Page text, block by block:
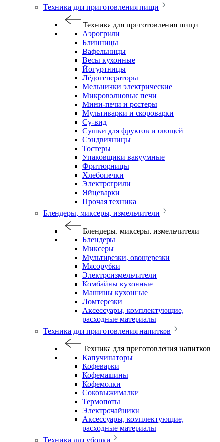
Техника для приготовления пищи
Техника для приготовления пищи
Аэрогрили
Блинницы
Вафельницы
Весы кухонные
Йогуртницы
Лёдогенераторы
Мельнички электрические
Микроволновые печи
Мини-печи и ростеры
Мультиварки и скороварки
Су-вид
Сушки для фруктов и овощей
Сэндвичницы
Тостеры
Упаковщики вакуумные
Фритюрницы
Хлебопечки
Электрогрили
Яйцеварки
Прочая техника
Блендеры, миксеры, измельчители
Блендеры, миксеры, измельчители
Блендеры
Миксеры
Мультирезки, овощерезки
Мясорубки
Электроизмельчители
Комбайны кухонные
Машины кухонные
Ломтерезки
Аксессуары, комплектующие,
расходные материалы
Техника для приготовления напитков
Техника для приготовления напитков
Капучинаторы
Кофеварки
Кофемашины
Кофемолки
Соковыжималки
Термопоты
Электрочайники
Аксессуары, комплектующие,
расходные материалы
Техника для уборки